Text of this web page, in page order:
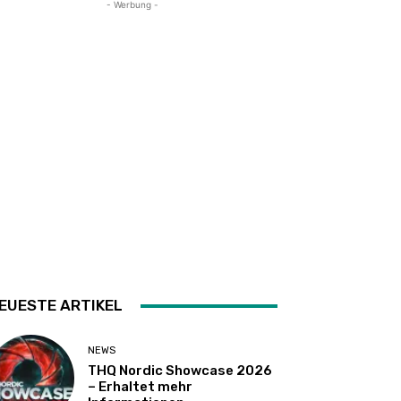
- Werbung -
ARTIKEL
NEWS
THQ Nordic Showcase 2026
– Erhaltet mehr